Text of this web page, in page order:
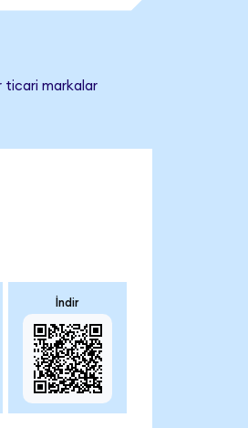
ticari markalar
İndir